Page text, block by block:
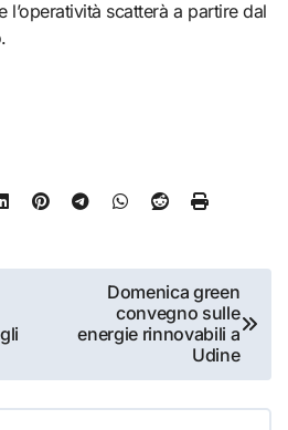
scatterà a partire dal
Domenica green
convegno sulle
energie rinnovabili a
Udine